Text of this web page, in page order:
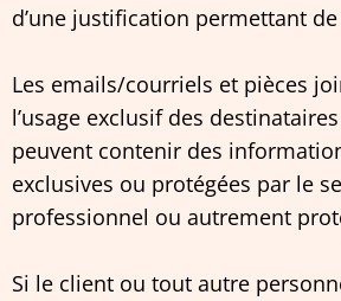
d’une justification permettant
Les emails/courriels et pièces
l’usage exclusif des
peuvent contenir des
exclusives ou protégées par le
professionnel ou autrement
Si le client ou tout autre